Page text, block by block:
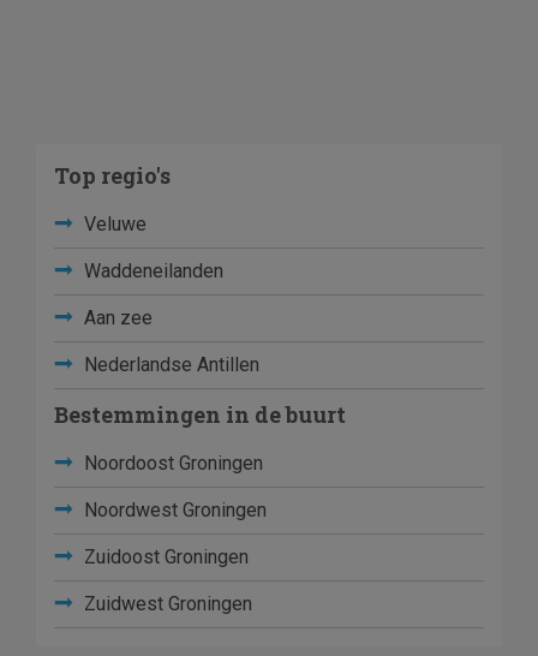
Top regio's
Veluwe
Waddeneilanden
Aan zee
Nederlandse Antillen
Bestemmingen in de buurt
Noordoost Groningen
Noordwest Groningen
Zuidoost Groningen
Zuidwest Groningen